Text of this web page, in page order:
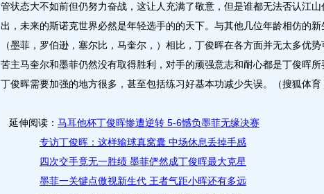
管状态大不如前但仍努力奋战，这让人充满了敬意，但是谁都无法否认江山
出，未来的斯诺克世界必然是年轻选手的的天下。与其他几位年龄相仿的新
（墨菲，罗伯逊，塞尔比，马奎尔，）相比，丁俊晖在各方面并无太多优
苦主马奎尔和墨菲仍然没有取得胜利，对手的顽强意志和耐心都是丁俊晖所
丁俊晖需要加强的地方很多，甚至包括练习好基本功减少失误。（搜狐体育
延伸阅读： 马耳他杯丁俊晖惨遭逆转 5-6憾负墨菲无缘决赛
专访丁俊晖：这样输球真窝囊 中场休息丢掉手感
四次交手竟无一胜绩 墨菲俨然成丁俊晖最大克星
墨菲一关键点傲视新生代 王者气距小晖还有多远